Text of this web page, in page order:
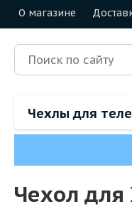
О магазине
Чехлы для
Чехол для